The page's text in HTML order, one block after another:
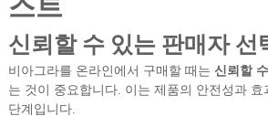
스트
신뢰할 수 있는 판매자 선
비아그라를 온라인에서 구매할 때는 신뢰할
는 것이 중요합니다. 이는 제품의 안전성과 효
단계입니다.